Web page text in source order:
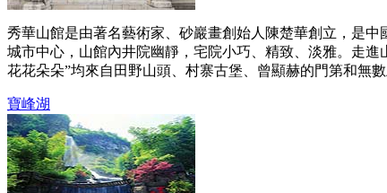
秀華山館是由著名藝術家、砂巖畫創始人陳楚華創立，是
城市中心，山館內井院幽靜，宅院小巧、精致、淡雅。走
花花朵朵”均來自田野山頭、村寨古堡、曾顯赫的門第和無
寶峰湖